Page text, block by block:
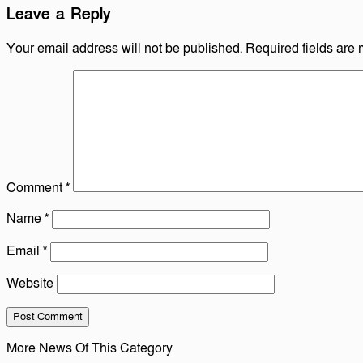
Leave a Reply
Your email address will not be published. Required fields are
Comment*
Name*
Email *
Website
More News Of This Category